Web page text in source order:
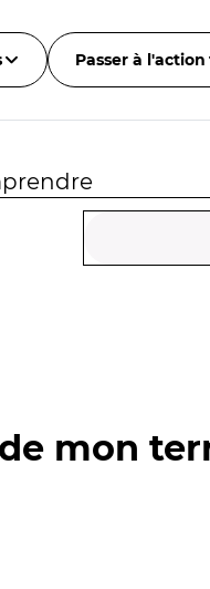
Passer à l'action
mon